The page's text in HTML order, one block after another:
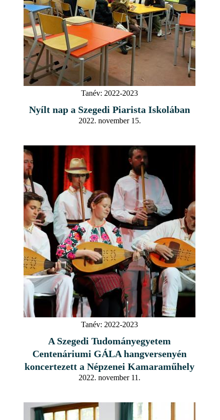
Tanév: 2022-2023
Nyílt nap a Szegedi Piarista Iskolában
2022. november 15.
Tanév: 2022-2023
A Szegedi Tudományegyetem
Centenáriumi GÁLA hangversenyén
koncertezett a Népzenei Kamaraműhely
2022. november 11.